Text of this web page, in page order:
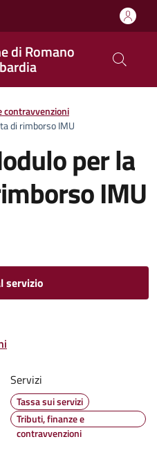
di Romano
contravvenzioni
di rimborso IMU
per la
IMU
servizio
Servizi
Tassa sui servizi
Tributi, finanze e
contravvenzioni